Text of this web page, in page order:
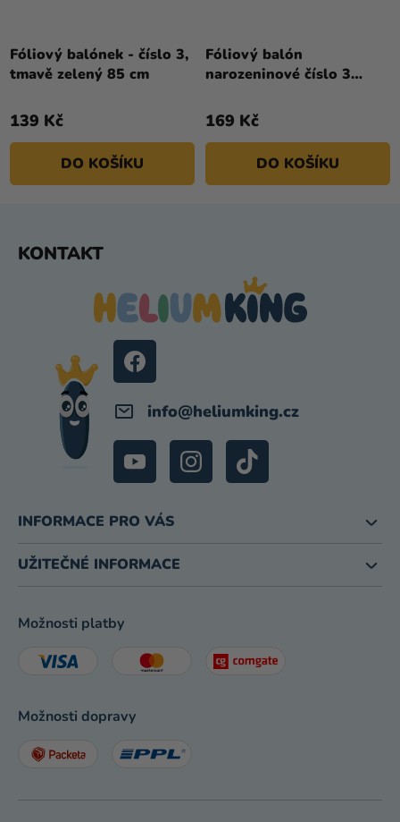
Fóliový balónek - číslo 3,
tmavě zelený 85 cm
139 Kč
DO KOŠÍKU
Fóliový balón
narozeninové číslo 3
169 Kč
DO KOŠÍKU
KONTAKT
info@heliumking.cz
INFORMACE PRO VÁS
UŽITEČNÉ INFORMACE
Možnosti platby
Možnosti dopravy